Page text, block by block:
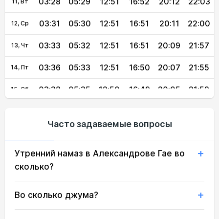
12, Ср 03:31 05:30 12:51 16:51 20:11 22:00
13, Чт 03:33 05:32 12:51 16:51 20:09 21:57
14, Пт 03:36 05:33 12:51 16:50 20:07 21:55
15, Сб 03:38 05:35 12:50 16:49 20:05 21:52
18, Вт 03:45 05:39 12:50 16:46 19:59 21:44
20, Чт 03:50 05:42 21:39
Часто задаваемые вопросы
Утренний намаз в Александрове Гае во
сколько?
Во сколько джума?